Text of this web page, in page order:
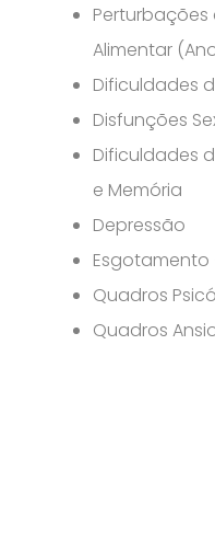
Alimentar
Dificuldades
Disfunções
Dificuldades
e Memória
Depressão
Esgotamento
Quadros
Quadros